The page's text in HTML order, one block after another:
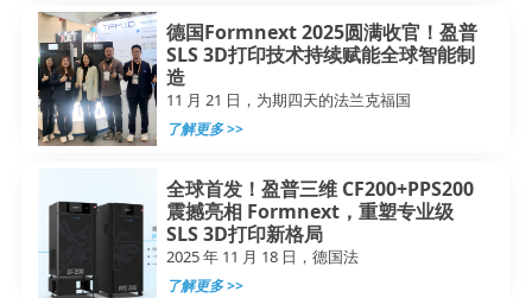
德国Formnext 2025圆满收官！盈普
SLS 3D打印技术持续赋能全球智能制
造
11 月 21 日，为期四天的法兰克福国
了解更多 >>
全球首发！盈普三维 CF200+PPS200
震撼亮相 Formnext，重塑专业级
SLS 3D打印新格局
2025 年 11 月 18 日，德国法
了解更多 >>